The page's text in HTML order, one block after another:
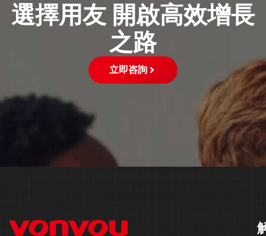
選擇用友 開啟高效增長
之路
立即咨詢